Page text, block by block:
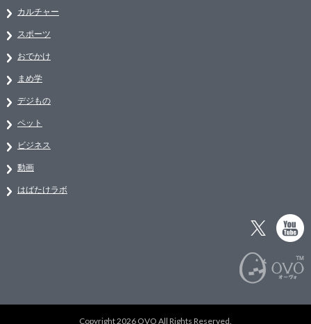
カルチャー
スポーツ
おでかけ
まめ学
デジもの
ペット
ビジネス
動画
はばたけラボ
Copyright 2026 OVO All Rights Reserved.